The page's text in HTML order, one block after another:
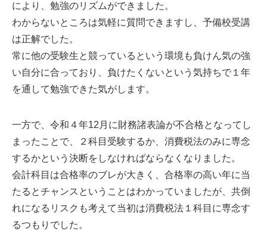
により、勉強のリズムができました。
わからないところは気軽に質問できますし、予備校受講
は正解でした。
常に他の受験生と競っているという環境も負けん気の強
い自分に合っており、負けたくないという気持ちで１年
を通して勉強できた気がします。
一方で、令和４年12月に財務諸表論が不合格となってし
まったことで、２科目受験するか、消費税法のみに専念
するかという決断をしなければならなくなりました。
会計科目は合格率のブレが大きく、合格率の高い年に当
たるとチャンスということはわかっていましたが、共倒
れになるリスクも考えて当初は消費税法１科目に専念す
るつもりでした。